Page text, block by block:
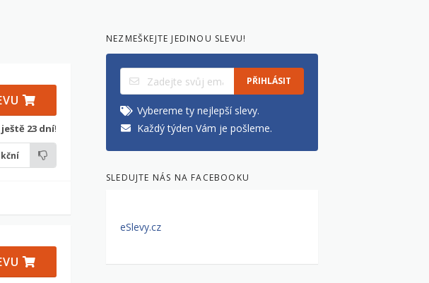
ještě 23 dní!
NEZMEŠKEJTE JEDINOU SLEVU!
PŘIHLÁSIT
Vybereme ty nejlepší slevy.
Každý týden Vám je pošleme.
SLEDUJTE NÁS NA FACEBOOKU
eSlevy.cz